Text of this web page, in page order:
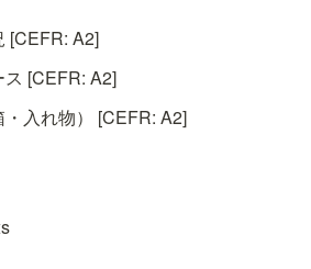
[CEFR: A2]
[CEFR: A2]
入れ物） [CEFR: A2]